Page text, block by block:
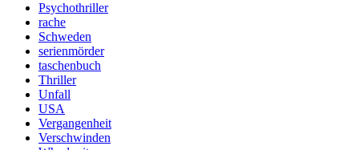
Psychothriller
rache
Schweden
serienmörder
taschenbuch
Thriller
Unfall
USA
Vergangenheit
Verschwinden